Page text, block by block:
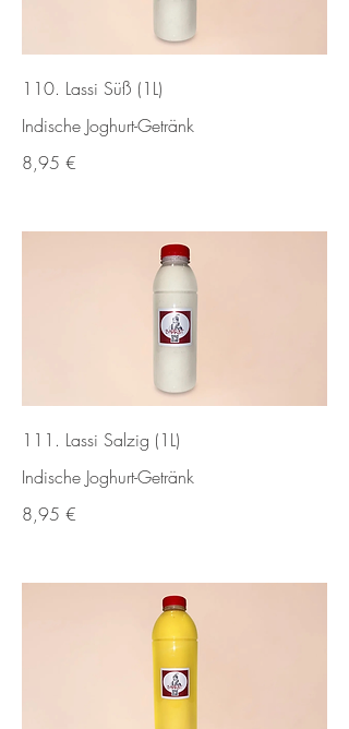
110. Lassi Süß (1L)
Indische Joghurt-Getränk
8,95 €
111. Lassi Salzig (1L)
Indische Joghurt-Getränk
8,95 €